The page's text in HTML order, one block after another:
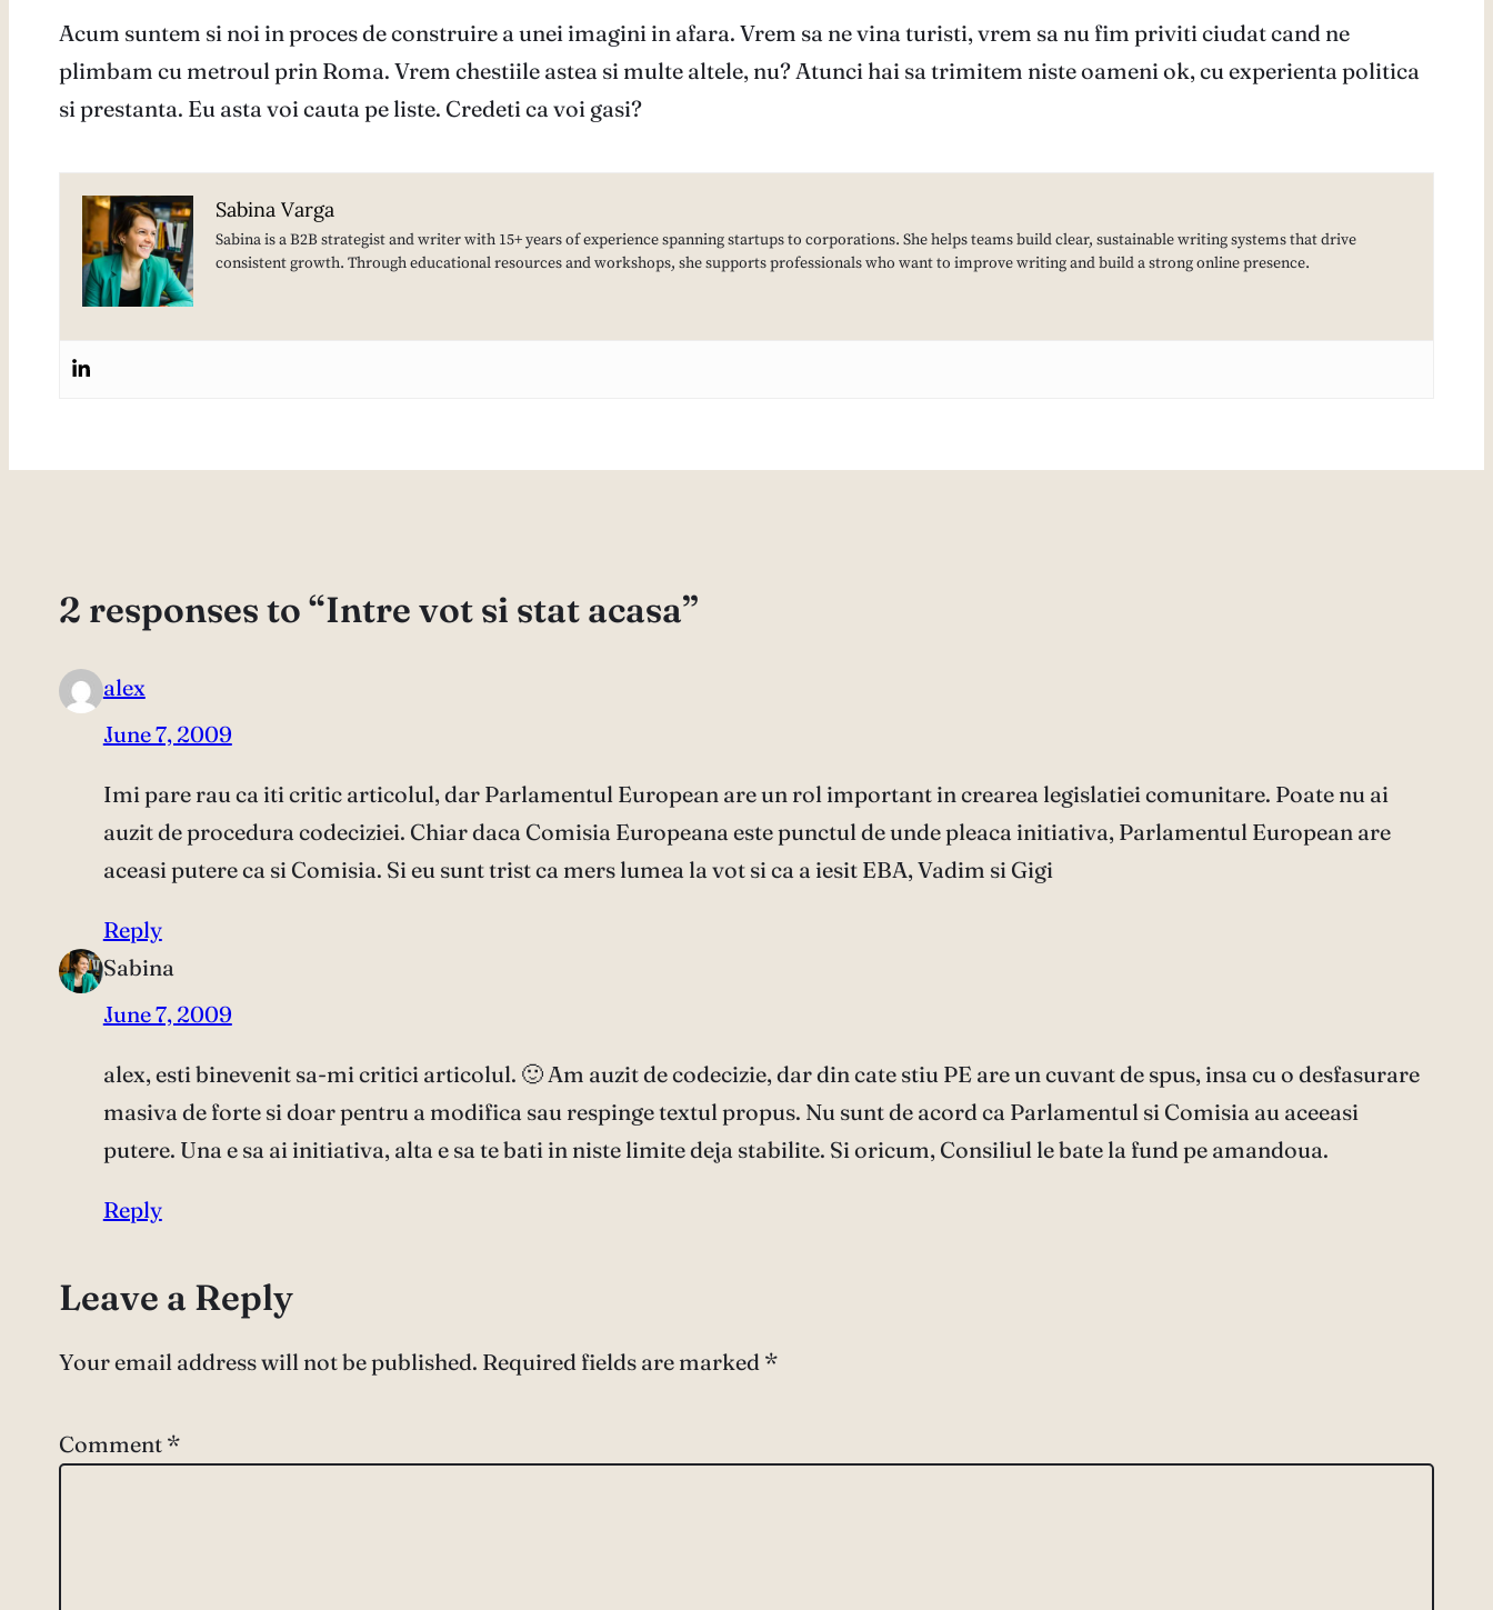
Acum suntem si noi in proces de construire a unei imagini in afara. Vrem sa ne vina turisti, vrem sa nu fim priviti ciudat cand ne
plimbam cu metroul prin Roma. Vrem chestiile astea si multe altele, nu? Atunci hai sa trimitem niste oameni ok, cu experienta politica
si prestanta. Eu asta voi cauta pe liste. Credeti ca voi gasi?
Sabina Varga
Sabina is a B2B strategist and writer with 15+ years of experience spanning startups to corporations. She helps teams build clear, sustainable writing systems that drive
consistent growth. Through educational resources and workshops, she supports professionals who want to improve writing and build a strong online presence.
2 responses to “Intre vot si stat acasa”
alex
June 7, 2009
Imi pare rau ca iti critic articolul, dar Parlamentul European are un rol important in crearea legislatiei comunitare. Poate nu ai
auzit de procedura codeciziei. Chiar daca Comisia Europeana este punctul de unde pleaca initiativa, Parlamentul European are
aceasi putere ca si Comisia. Si eu sunt trist ca mers lumea la vot si ca a iesit EBA, Vadim si Gigi
Reply
Sabina
June 7, 2009
alex, esti binevenit sa-mi critici articolul. 🙂 Am auzit de codecizie, dar din cate stiu PE are un cuvant de spus, insa cu o desfasurare
masiva de forte si doar pentru a modifica sau respinge textul propus. Nu sunt de acord ca Parlamentul si Comisia au aceeasi
putere. Una e sa ai initiativa, alta e sa te bati in niste limite deja stabilite. Si oricum, Consiliul le bate la fund pe amandoua.
Reply
Leave a Reply
Your email address will not be published. Required fields are marked *
Comment *